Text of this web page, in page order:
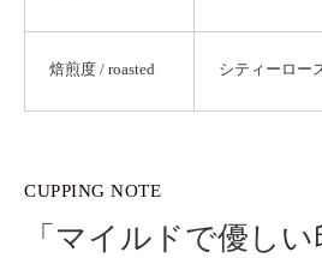
焙煎度 / roasted シティーロー
CUPPING NOTE
「マイルドで優し